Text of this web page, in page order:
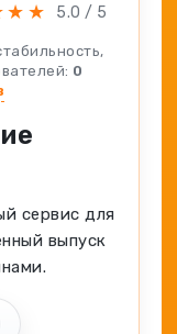
★ ★ 5.0 / 5
0
сервис для
выпуск